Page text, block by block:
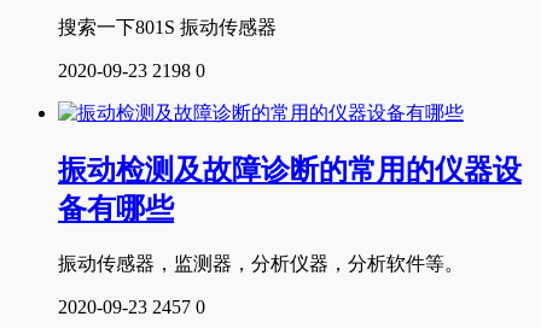
搜索一下801S 振动传感器
2020-09-23 2198 0
振动检测及故障诊断的常用的仪器设
备有哪些
振动传感器，监测器，分析仪器，分析软件等。
2020-09-23 2457 0